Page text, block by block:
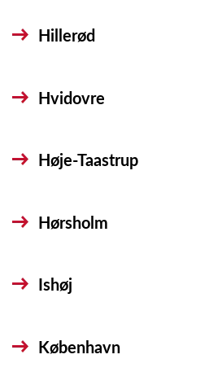
Hillerød
Hvidovre
Høje-Taastrup
Hørsholm
Ishøj
København